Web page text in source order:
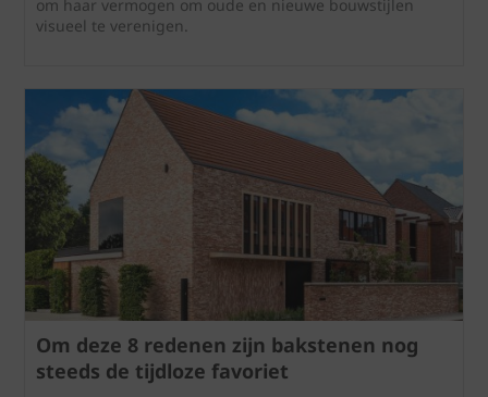
om haar vermogen om oude en nieuwe bouwstijlen
visueel te verenigen.
Om deze 8 redenen zijn bakstenen nog
steeds de tijdloze favoriet